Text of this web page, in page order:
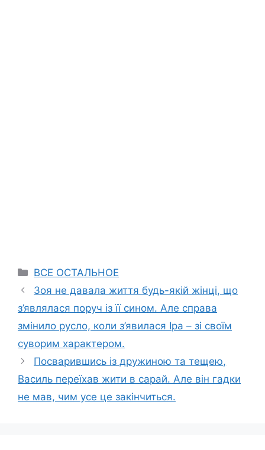
Categories
ВСЕ ОСТАЛЬНОЕ
Зоя не давала життя будь-якій жінці, що
з’являлася поруч із її сином. Але справа
змінило русло, коли з’явилася Іра – зі своїм
суворим характером.
Посварившись із дружиною та тещею,
Василь переїхав жити в сарай. Але він гадки
не мав, чим усе це закінчиться.